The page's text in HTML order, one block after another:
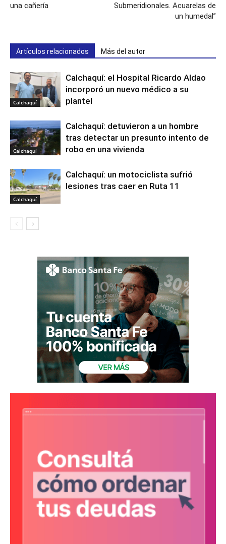
una cañería
Submeridionales. Acuarelas de
un humedal”
Artículos relacionados Más del autor
Calchaquí
Calchaquí: el Hospital Ricardo Aldao
incorporó un nuevo médico a su
plantel
Calchaquí
Calchaquí: detuvieron a un hombre
tras detectar un presunto intento de
robo en una vivienda
Calchaquí
Calchaquí: un motociclista sufrió
lesiones tras caer en Ruta 11